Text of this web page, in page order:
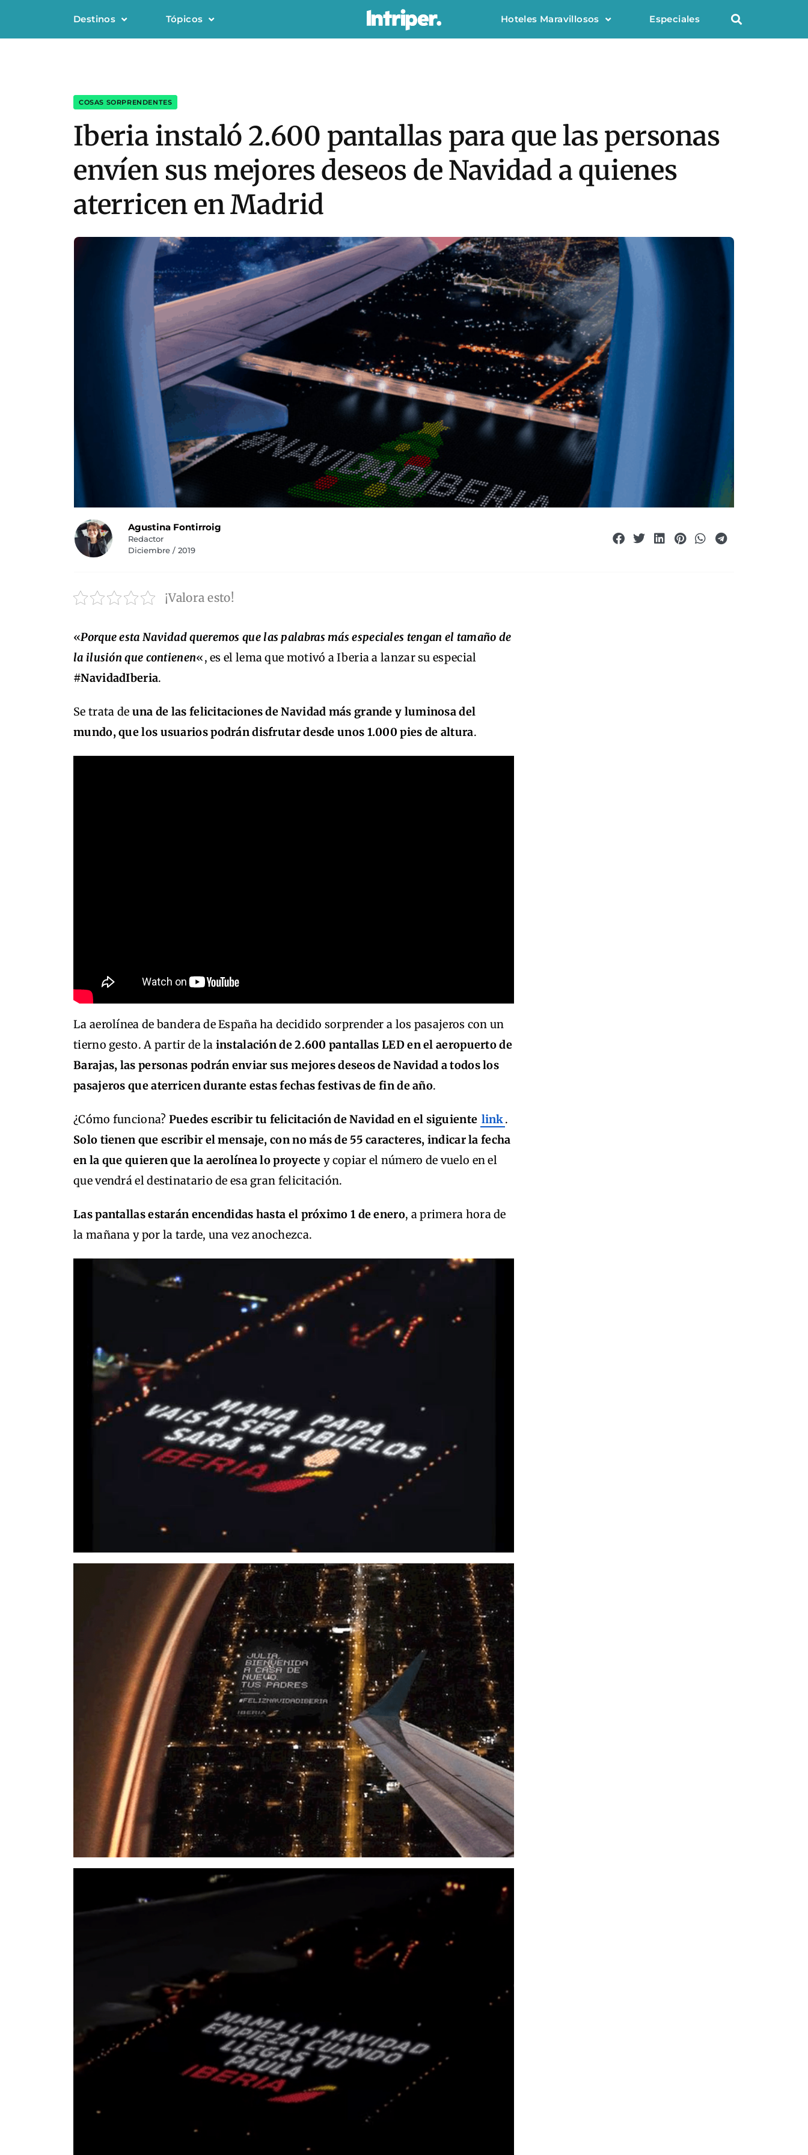
Destinos Tópicos Hoteles Maravillosos Especiales
COSAS SORPRENDENTES
Iberia instaló 2.600 pantallas para que las personas
envíen sus mejores deseos de Navidad a quienes
aterricen en Madrid
Agustina Fontirroig
Redactor
Diciembre / 2019
¡Valora esto!
«Porque esta Navidad queremos que las palabras más especiales tengan el tamaño de
la ilusión que contienen«, es el lema que motivó a Iberia a lanzar su especial
#NavidadIberia.
Se trata de una de las felicitaciones de Navidad más grande y luminosa del
mundo, que los usuarios podrán disfrutar desde unos 1.000 pies de altura.
La aerolínea de bandera de España ha decidido sorprender a los pasajeros con un
tierno gesto. A partir de la instalación de 2.600 pantallas LED en el aeropuerto de
Barajas, las personas podrán enviar sus mejores deseos de Navidad a todos los
pasajeros que aterricen durante estas fechas festivas de fin de año.
¿Cómo funciona? Puedes escribir tu felicitación de Navidad en el siguiente link.
Solo tienen que escribir el mensaje, con no más de 55 caracteres, indicar la fecha
en la que quieren que la aerolínea lo proyectey copiar el número de vuelo en el
que vendrá el destinatario de esa gran felicitación.
Las pantallas estarán encendidas hasta el próximo 1 de enero, a primera hora de
la mañana y por la tarde, una vez anochezca.